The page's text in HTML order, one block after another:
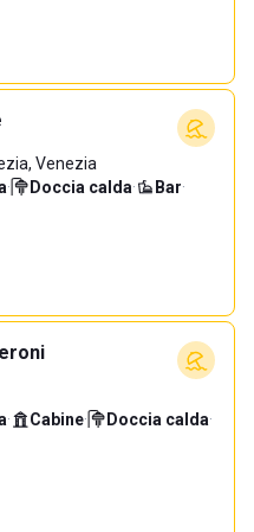
Venezia
· Doccia calda· Bar·
· Cabine· Doccia calda·